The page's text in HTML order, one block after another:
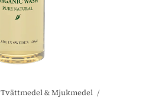
Tvättmedel & Mjukmedel /